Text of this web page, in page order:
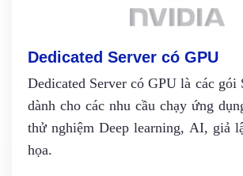
Dedicated Server có GPU
Dedicated Server có GPU là các gói
dành cho các nhu cầu chạy ứng
thử nghiệm Deep learning, AI, giả
họa.